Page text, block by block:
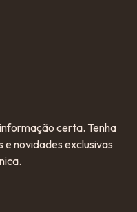
certa. Tenha
novidades exclusivas